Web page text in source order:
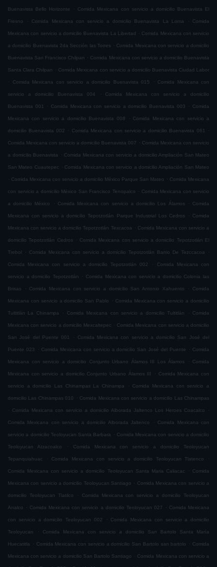
Buenavista Bello Horizonte . Comida Mexicana con servicio a domicilio Buenavista El
Fresno . Comida Mexicana con servicio a domicilio Buenavista La Loma . Comida
Mexicana con servicio a domicilio Buenavista La Libertad . Comida Mexicana con servicio
a domicilio Buenavista 2da Sección las Torres . Comida Mexicana con servicio a domicilio
Buenavista San Francisco Chilpan . Comida Mexicana con servicio a domicilio Buenavista
Santa Clara Chilpan . Comida Mexicana con servicio a domicilio Buenavista Ciudad Labor
.
Comida Mexicana con servicio a domicilio Buenavista 015 . Comida Mexicana con
servicio a domicilio Buenavista 004 . Comida Mexicana con servicio a domicilio
Buenavista 001 . Comida Mexicana con servicio a domicilio Buenavista 003 . Comida
Mexicana con servicio a domicilio Buenavista 008 . Comida Mexicana con servicio a
domicilio Buenavista 002 . Comida Mexicana con servicio a domicilio Buenavista 061 .
Comida Mexicana con servicio a domicilio Buenavista 007 . Comida Mexicana con servicio
a domicilio Buenavista . Comida Mexicana con servicio a domicilio Ampliación San Mateo
San Mateo Cuautepec . Comida Mexicana con servicio a domicilio Ampliación San Mateo
. Comida Mexicana con servicio a domicilio México Parque San Mateo . Comida Mexicana
con servicio a domicilio México San Francisco Tenopalco . Comida Mexicana con servicio
a domicilio México . Comida Mexicana con servicio a domicilio Los Álamos . Comida
Mexicana con servicio a domicilio Tepotzotlán Parque Industrial Los Cedros . Comida
Mexicana con servicio a domicilio Tepotzotlán Texcacoa . Comida Mexicana con servicio a
domicilio Tepotzotlán Cedros . Comida Mexicana con servicio a domicilio Tepotzotlán El
Trebol . Comida Mexicana con servicio a domicilio Tepotzotlán Barrio De Tezccacoa .
Comida Mexicana con servicio a domicilio Tepotzotlán 002 . Comida Mexicana con
servicio a domicilio Tepotzotlán . Comida Mexicana con servicio a domicilio Colonia las
Brisas . Comida Mexicana con servicio a domicilio San Antonio Xahuento . Comida
Mexicana con servicio a domicilio San Pablo . Comida Mexicana con servicio a domicilio
Tultitlán La Chinampa . Comida Mexicana con servicio a domicilio Tultitlán . Comida
Mexicana con servicio a domicilio Mexcaltepec . Comida Mexicana con servicio a domicilio
San José del Puente 001 . Comida Mexicana con servicio a domicilio San José del
Puente 023 . Comida Mexicana con servicio a domicilio San José del Puente . Comida
Mexicana con servicio a domicilio Conjunto Urbano Álamos III Los Álamos . Comida
Mexicana con servicio a domicilio Conjunto Urbano Álamos III . Comida Mexicana con
servicio a domicilio Las Chinampas La Chinampa . Comida Mexicana con servicio a
domicilio Las Chinampas 010 . Comida Mexicana con servicio a domicilio Las Chinampas
.
Comida Mexicana con servicio a domicilio Alborada Jaltenco Los Heroes Coacalco .
Comida Mexicana con servicio a domicilio Alborada Jaltenco . Comida Mexicana con
servicio a domicilio Teoloyucan Santa Barbara . Comida Mexicana con servicio a domicilio
Teoloyucan Atzacoalco . Comida Mexicana con servicio a domicilio Teoloyucan
Tepanquiahuac . Comida Mexicana con servicio a domicilio Teoloyucan Tlatenco .
Comida Mexicana con servicio a domicilio Teoloyucan Santa Maria Caliacac . Comida
Mexicana con servicio a domicilio Teoloyucan Santiago . Comida Mexicana con servicio a
domicilio Teoloyucan Tlatilco . Comida Mexicana con servicio a domicilio Teoloyucan
Analco . Comida Mexicana con servicio a domicilio Teoloyucan 027 . Comida Mexicana
con servicio a domicilio Teoloyucan 002 . Comida Mexicana con servicio a domicilio
Teoloyucan . Comida Mexicana con servicio a domicilio San Bartolo Santa María
Huecatitla . Comida Mexicana con servicio a domicilio San Bartolo san bartolo . Comida
Mexicana con servicio a domicilio San Bartolo Santiago . Comida Mexicana con servicio a